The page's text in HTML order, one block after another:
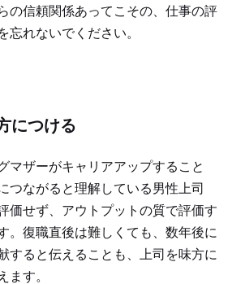
の信頼関係あってこその、仕事の評
忘れないでください。
につける
マザーがキャリアアップすること
つながると理解している男性上司
価せず、アウトプットの質で評価す
。復職直後は難しくても、数年後に
すると伝えることも、上司を味方に
ます。